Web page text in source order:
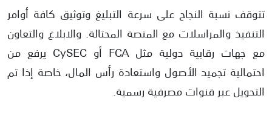
​تتوقف نسبة النجاح على سرعة التبليغ وتوثيق كافة أوامر
التنفيذ والمراسلات مع المنصة المحتالة. والابلاغ والتعاون
مع جهات رقابية دولية مثل FCA أو CySEC يرفع من
احتمالية تجميد الأصول واستعادة رأس المال، خاصة إذا تم
التحويل عبر قنوات مصرفية رسمية.